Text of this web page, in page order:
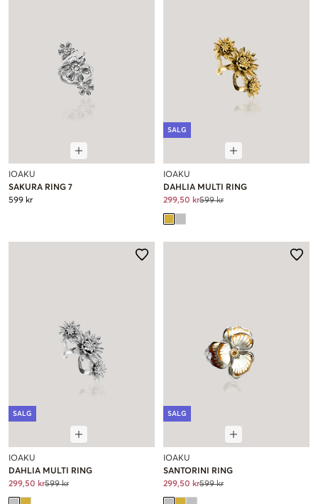
IOAKU
SAKURA RING 7
599 kr
SALG
IOAKU
DAHLIA MULTI RING
299,50 kr599 kr
SALG
IOAKU
DAHLIA MULTI RING
299,50 kr599 kr
SALG
IOAKU
SANTORINI RING
299,50 kr599 kr